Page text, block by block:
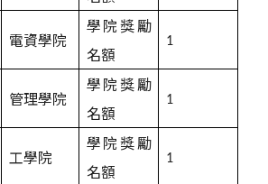
電資學院
學院獎勵
名額
1
管理學院
學院獎勵
名額
1
工學院
學院獎勵
名額
1